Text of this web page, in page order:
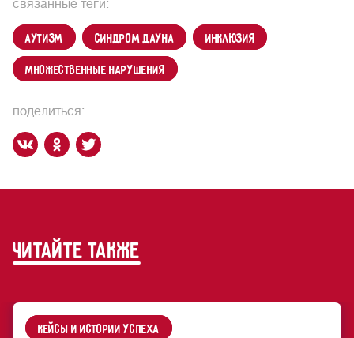
поделиться:
связанные теги:
аутизм синдром Дауна инклюзия
множественные нарушения
читайте также
Кейсы и истории успеха